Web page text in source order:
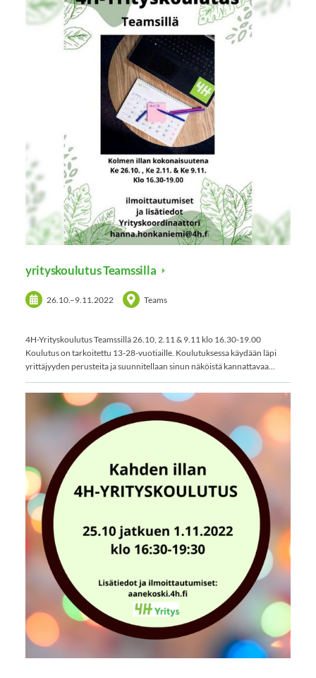
yrityskoulutus Teamssilla
26.10. –9.11.2022 Teams
4H-Yrityskoulutus Teamssillä 26.10, 2.11 & 9.11 klo 16.30-19.00
Koulutus on tarkoitettu 13-28-vuotiaille. Koulutuksessa käydään läpi
yrittäjyyden perusteita ja suunnitellaan sinun näköistä kannattavaa…